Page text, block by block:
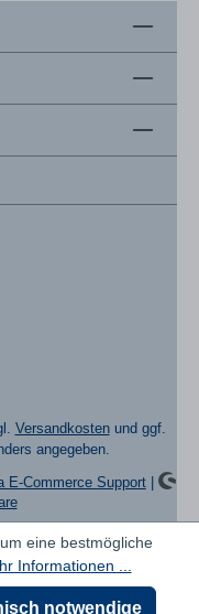
Versandkostenund ggf.
angegeben.
E-Commerce Support|
eine bestmögliche
Informationen ...
notwendige